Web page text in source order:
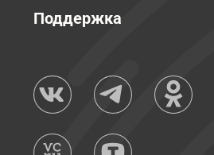
Поддержка